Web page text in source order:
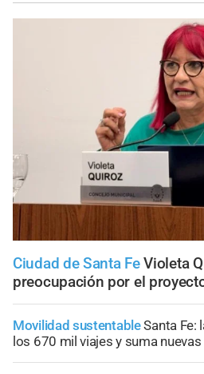
Ciudad de Santa Fe Violeta
preocupación por el
Movilidad sustentableSanta Fe:
los 670 mil viajes y suma